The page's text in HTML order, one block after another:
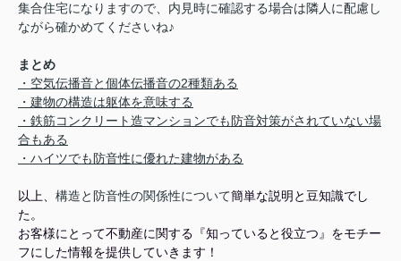
集合住宅になりますので、内見時に確認する場合は隣人に配慮し
ながら確かめてくださいね♪
まとめ
・空気伝播音と個体伝播音の2種類ある
・建物の構造は躯体を意味する
・鉄筋コンクリート造マンションでも防音対策がされていない場
合もある
・ハイツでも防音性に優れた建物がある
以上、 構造と防音性の関係性について簡単な説明と豆知識でし
た。
お客様にとって不動産に関する『知っていると役立つ』をモチー
フにした情報を提供していきます！